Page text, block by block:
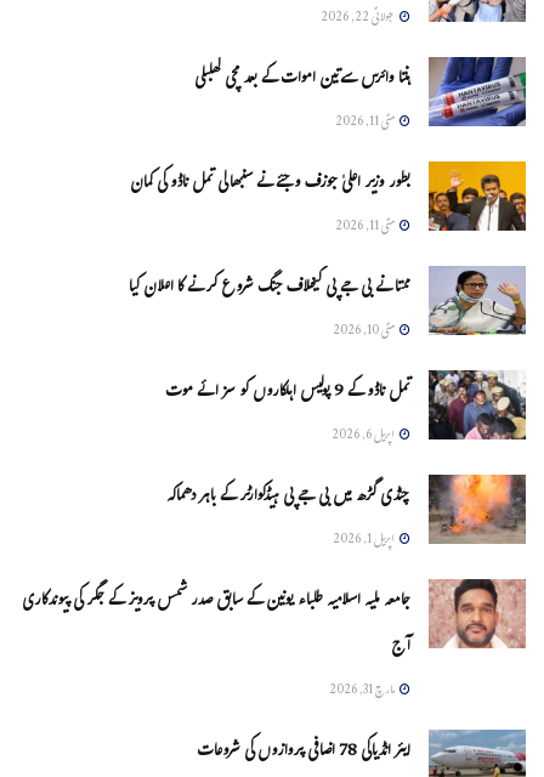
جولائی 22, 2026
ہنتا وائرس سےتین اموات کے بعد مچی کھلبلی
مئی 11, 2026
بطور وزیر اعلیٰ جوزف وجئے نے سنبھالی تمل ناڈو کی کمان
مئی 11, 2026
ممتا نے بی جے پی کیخلاف جنگ شروع کرنے کا اعلان کیا
مئی 10, 2026
تمل ناڈو کے 9 پولیس اہلکاروں کو سزائے موت
اپریل 6, 2026
چنڈی گڑھ میں بی جے پی ہیڈکوارٹر کے باہر دھماکہ
اپریل 1, 2026
جامعہ ملیہ اسلامیہ طلباء یونین کے سابق صدر شمس پرویز کے جگر کی پیوندکاری
آج
مارچ 31, 2026
ایئر انڈیاکی 78 اضافی پروازوں کی شروعات